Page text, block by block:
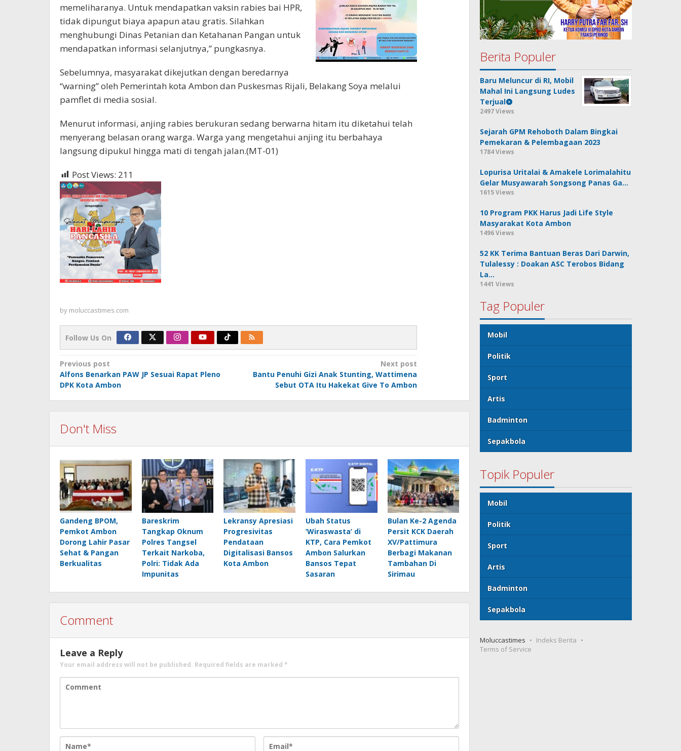
memeliharanya. Untuk mendapatkan vaksin rabies bai HPR,
tidak dipungut biaya apapun atau gratis. Silahkan
menghubungi Dinas Petanian dan Ketahanan Pangan untuk
mendapatkan informasi selanjutnya,” pungkasnya.
Sebelumnya, masyarakat dikejutkan dengan beredarnya
“warning” oleh Pemerintah kota Ambon dan Puskesmas Rijali, Belakang Soya melalui
pamflet di media sosial.
Menurut informasi, anjing rabies berukuran sedang berwarna hitam itu diketahui telah
menyerang belasan orang warga. Warga yang mengetahui anjing itu berbahaya
langsung dipukul hingga mati di tengah jalan.(MT-01)
Post Views: 211
by moluccastimes.com
Follow Us On
Post
navigation
Previous post
Alfons Benarkan PAW JP Sesuai Rapat Pleno
DPK Kota Ambon
Next post
Bantu Penuhi Gizi Anak Stunting, Wattimena
Sebut OTA Itu Hakekat Give To Ambon
Don't Miss
Gandeng BPOM,
Pemkot Ambon
Dorong Lahir Pasar
Sehat & Pangan
Berkualitas
Bareskrim
Tangkap Oknum
Polres Tangsel
Terkait Narkoba,
Polri: Tidak Ada
Impunitas
Lekransy Apresiasi
Progresivitas
Pendataan
Digitalisasi Bansos
Kota Ambon
Ubah Status
‘Wiraswasta’ di
KTP, Cara Pemkot
Ambon Salurkan
Bansos Tepat
Sasaran
Bulan Ke-2 Agenda
Persit KCK Daerah
XV/Pattimura
Berbagi Makanan
Tambahan Di
Sirimau
Comment
Leave a Reply
Your email address will not be published. Required fields are marked *
Berita Populer
Baru Meluncur di RI, Mobil
Mahal Ini Langsung Ludes
Terjual
2497 Views
Sejarah GPM Rehoboth Dalam Bingkai
Pemekaran & Pelembagaan 2023
1784 Views
Lopurisa Uritalai & Amakele Lorimalahitu
Gelar Musyawarah Songsong Panas Ga…
1615 Views
10 Program PKK Harus Jadi Life Style
Masyarakat Kota Ambon
1496 Views
52 KK Terima Bantuan Beras Dari Darwin,
Tulalessy : Doakan ASC Terobos Bidang
La…
1441 Views
Tag Populer
Mobil
Politik
Sport
Artis
Badminton
Sepakbola
Topik Populer
Mobil
Politik
Sport
Artis
Badminton
Sepakbola
Moluccastimes
Indeks Berita
Terms of Service